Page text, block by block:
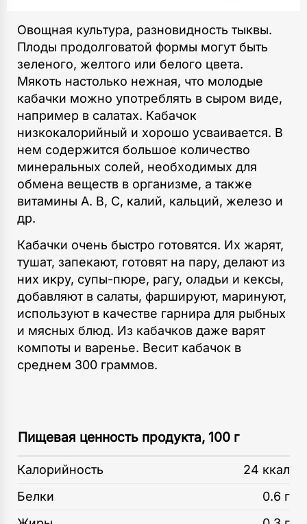
Овощная культура, разновидность тыквы.
Плоды продолговатой формы могут быть
зеленого, желтого или белого цвета.
Мякоть настолько нежная, что молодые
кабачки можно употреблять в сыром виде,
например в салатах. Кабачок
низкокалорийный и хорошо усваивается. В
нем содержится большое количество
минеральных солей, необходимых для
обмена веществ в организме, а также
витамины А. В, C, калий, кальций, железо и
др.
Кабачки очень быстро готовятся. Их жарят,
тушат, запекают, готовят на пару, делают из
них икру, супы-пюре, рагу, оладьи и кексы,
добавляют в салаты, фаршируют, маринуют,
используют в качестве гарнира для рыбных
и мясных блюд. Из кабачков даже варят
компоты и варенье. Весит кабачок в
среднем 300 граммов.
Пищевая ценность продукта, 100 г
Калорийность
24 ккал
Белки
0.6 г